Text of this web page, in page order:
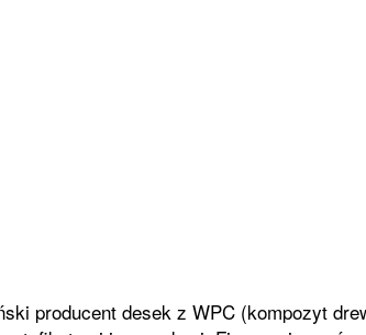
producent desek z WPC (kompozyt